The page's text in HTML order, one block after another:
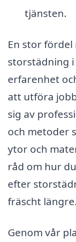
tjänsten.
En stor
storstädning
erfarenhet
att utföra
sig av
och metoder
ytor och
råd om hur
efter
fräscht längre.
Genom vår